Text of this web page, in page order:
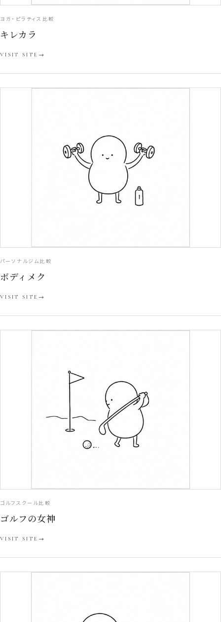
ヨガ・ピラティス比較
キレカラ
VISIT SITE
パーソナルジム比較
ボディメク
VISIT SITE
ゴルフスクール比較
ゴルフの女神
VISIT SITE